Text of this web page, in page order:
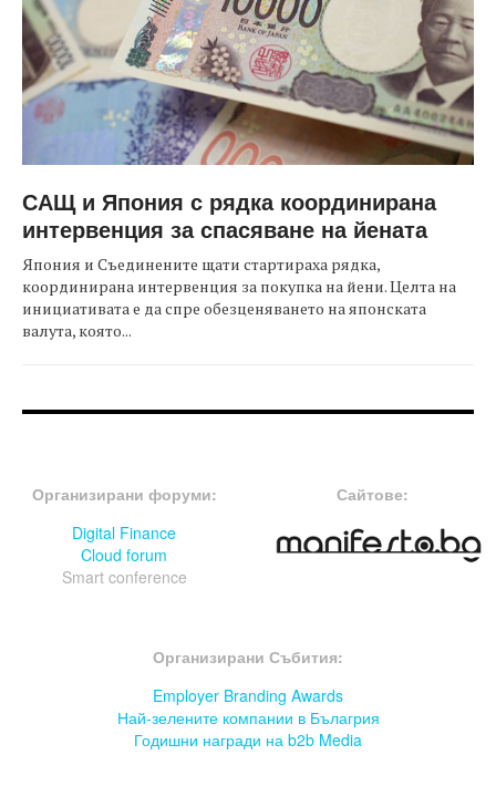
САЩ и Япония с рядка координирана
интервенция за спасяване на йената
Япония и Съединените щати стартираха рядка,
координирана интервенция за покупка на йени. Целта на
инициативата е да спре обезценяването на японската
валута, която...
Организирани форуми:
Digital Finance
Cloud forum
Smart conference
Сайтове:
Организирани Събития:
Employer Branding Awards
Най-зелените компании в Бълагрия
Годишни награди на b2b Media